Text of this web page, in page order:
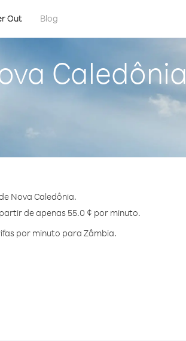
Out Blog
Caledônia
Nova Caledônia.
de apenas 55.0 ¢ por minuto.
por minuto para Zâmbia.